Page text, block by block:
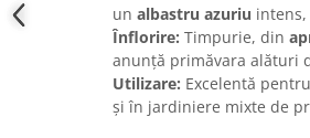
un albastru azuriu
Înflorire: Timpurie, din
anunță primăvara alături
Utilizare: Excelentă pentru
și în jardiniere mixte de